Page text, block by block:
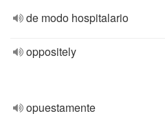
de modo hospitalario
oppositely
opuestamente